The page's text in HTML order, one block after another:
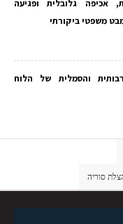
אכיפה גלובלית ופגיעה
משפטי ביקורתי
והסמלית של הלוח
סוריה